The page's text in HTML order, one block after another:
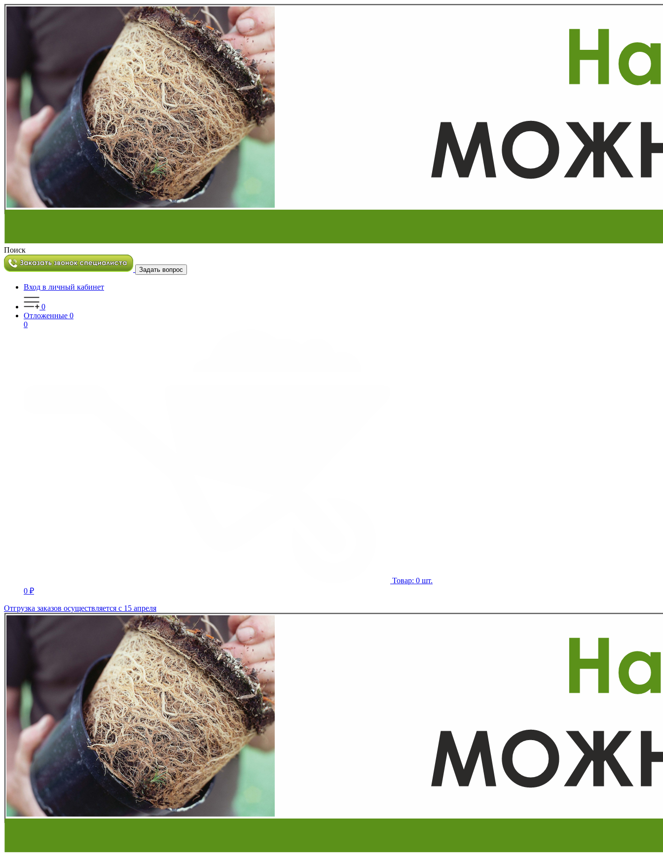
Поиск
Задать вопрос
Вход в личный кабинет
0
Отложенные 0
0
Товар: 0 шт.
0 ₽
Отгрузка заказов осуществляется с 15 апреля